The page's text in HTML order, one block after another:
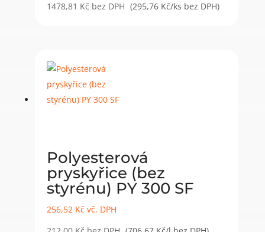
1478,81 Kč bez DPH (295,76 Kč/ks bez DPH)
Polyesterová
pryskyřice (bez
styrénu) PY 300 SF
256,52 Kč vč. DPH